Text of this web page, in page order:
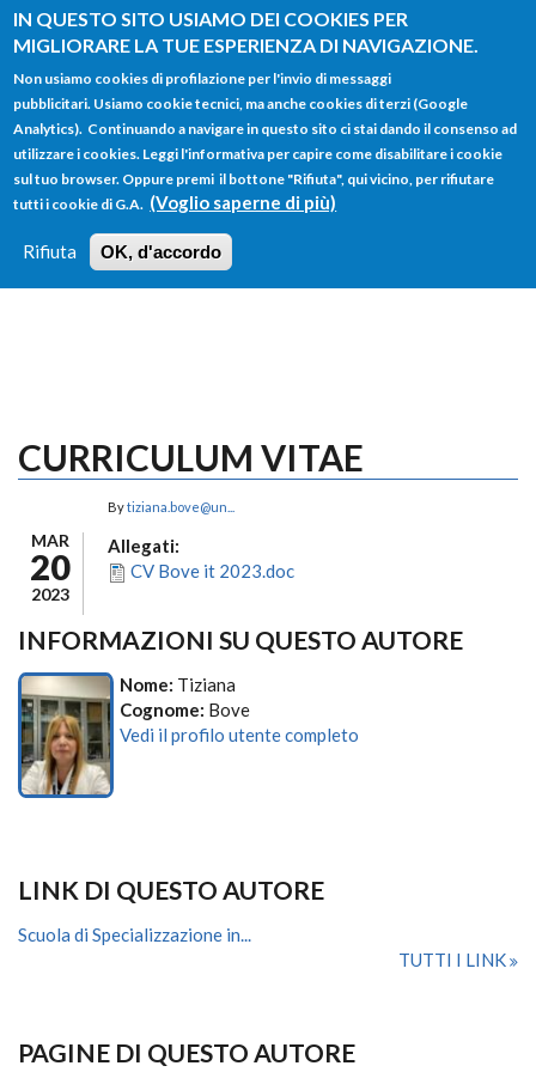
IN QUESTO SITO USIAMO DEI COOKIES PER
MIGLIORARE LA TUE ESPERIENZA DI NAVIGAZIONE.
Non usiamo cookies di profilazione per l'invio di messaggi
pubblicitari. Usiamo cookie tecnici, ma anche cookies di terzi (Google
Analytics). Continuando a navigare in questo sito ci stai dando il consenso ad
utilizzare i cookies. Leggi l'informativa per capire come disabilitare i cookie
sul tuo browser. Oppure premi il bottone "Rifiuta", qui vicino, per rifiutare
tutti i cookie di G.A. (Voglio saperne di più)
Rifiuta OK, d'accordo
Salta al contenuto principale
FORM
DI
RICERCA
Main menu
HOME TUTTI I PROFILI
LOGIN
CURRICULUM VITAE
MAR
20
2023
Bytiziana.bove@un...
Allegati:
CV Bove it 2023.doc
INFORMAZIONI SU QUESTO AUTORE
Nome: Tiziana
Cognome: Bove
Vedi il profilo utente completo
LINK DI QUESTO AUTORE
Scuola di Specializzazione in...
TUTTI I LINK
PAGINE DI QUESTO AUTORE